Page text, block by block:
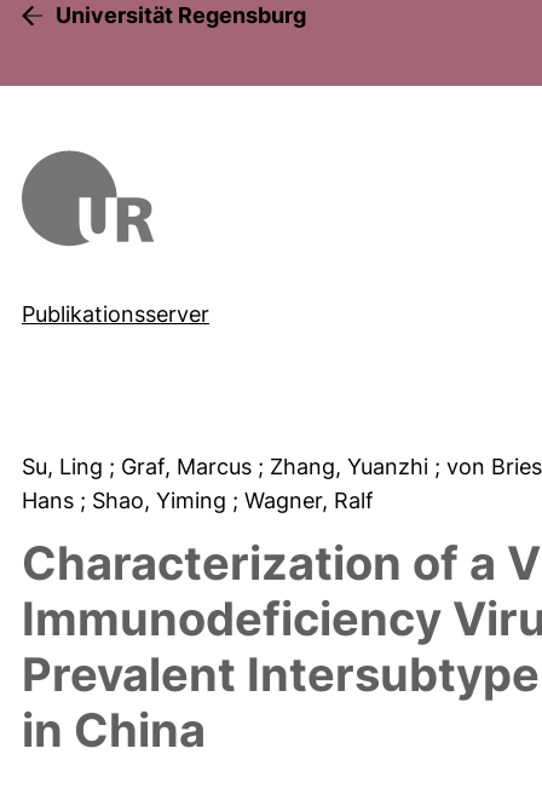
Universität Regensburg
Publikationsserver
Su, Ling ; Graf, Marcus ; Zhang, Yuanzhi ; von
Hans ; Shao, Yiming ; Wagner, Ralf
Characterization of a
Immunodeficiency
Prevalent
in China